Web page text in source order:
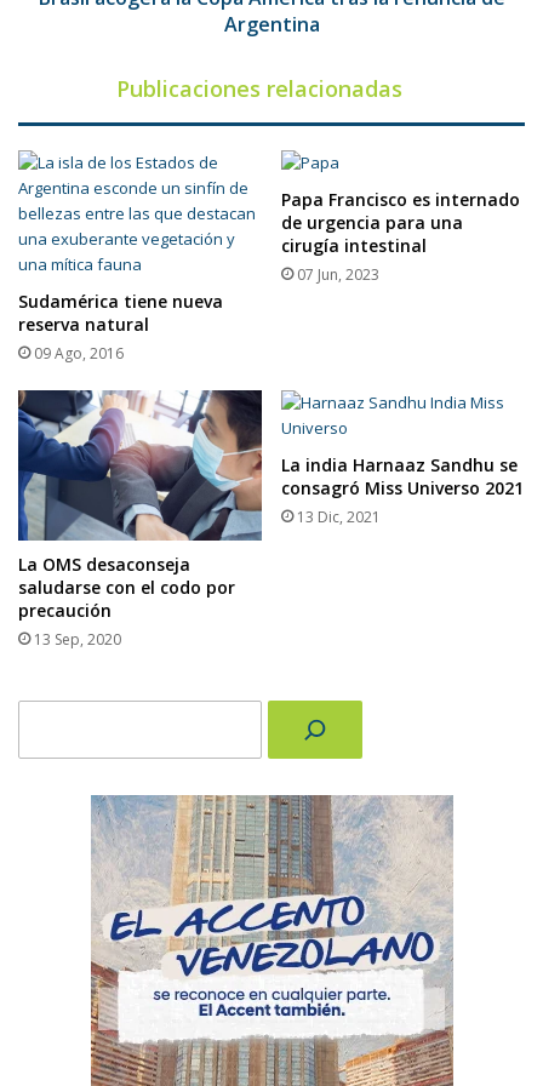
Argentina
Publicaciones relacionadas
Sudamérica tiene nueva
reserva natural
09 Ago, 2016
Papa Francisco es internado
de urgencia para una
cirugía intestinal
07 Jun, 2023
La OMS desaconseja
saludarse con el codo por
precaución
13 Sep, 2020
La india Harnaaz Sandhu se
consagró Miss Universo 2021
13 Dic, 2021